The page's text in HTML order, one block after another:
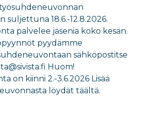
18.6.-12.8.2026.
palvelee jäseniä koko kesän.
pyydämme
sähköpostitse
Huom!
on kiinni 2.-3.6.2026 Lisää
löydät täältä.